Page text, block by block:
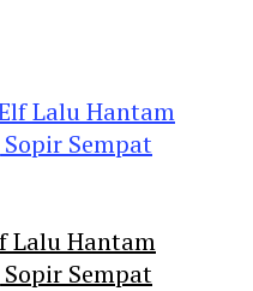
Lalu Hantam
Sempat